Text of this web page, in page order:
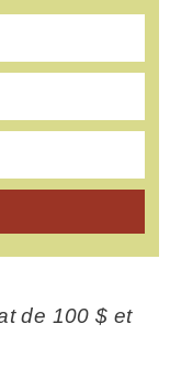
de 100 $ et